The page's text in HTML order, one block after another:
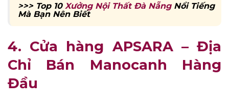
>>> Top 10 Xưởng Nội Thất Đà NẵngNổi Tiếng
Mà Bạn Nên Biết
4. Cửa hàng APSARA – Địa
Chỉ Bán Manocanh Hàng
Đầu